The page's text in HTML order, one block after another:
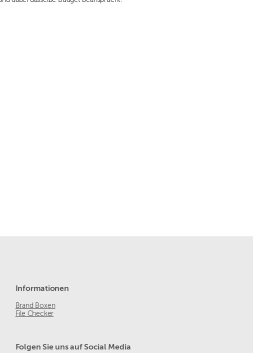
Informationen
Brand Boxen
File Checker
Folgen Sie uns auf Social Media